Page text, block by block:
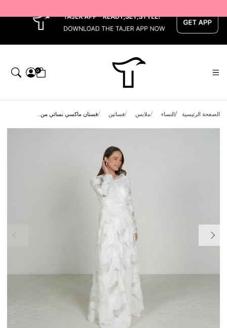
0
الصفحة الرئيسية النساء ملابس فساتين فستان ماكسي نسائي من...